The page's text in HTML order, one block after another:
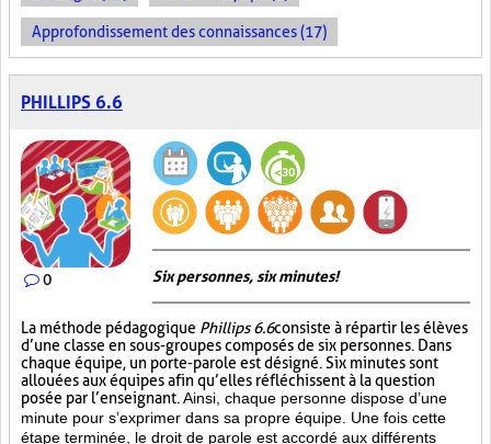
Approfondissement des connaissances (17)
PHILLIPS 6.6
0 Six personnes, six minutes!
La méthode pédagogique Phillips 6.6consiste à répartir les élèves
d’une classe en sous-groupes composés de six personnes. Dans
chaque équipe, un porte-parole est désigné. Six minutes sont
allouées aux équipes afin qu’elles réfléchissent à la question
posée par l’enseignant. Ainsi, chaque personne dispose d’une
minute pour s’exprimer dans sa propre équipe. Une fois cette
étape terminée, le droit de parole est accordé aux différents